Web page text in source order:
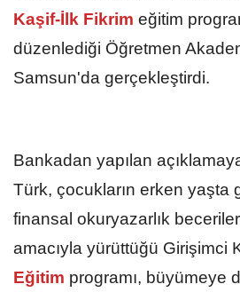
Kaşif-İlk Fikrim eğitim
düzenlediği Öğretmen
Samsun'da gerçekleştirdi.
Bankadan yapılan
Türk, çocukların erken yaşta
finansal okuryazarlık
amacıyla yürüttüğü Girişimci
Eğitim programı, büyümeye